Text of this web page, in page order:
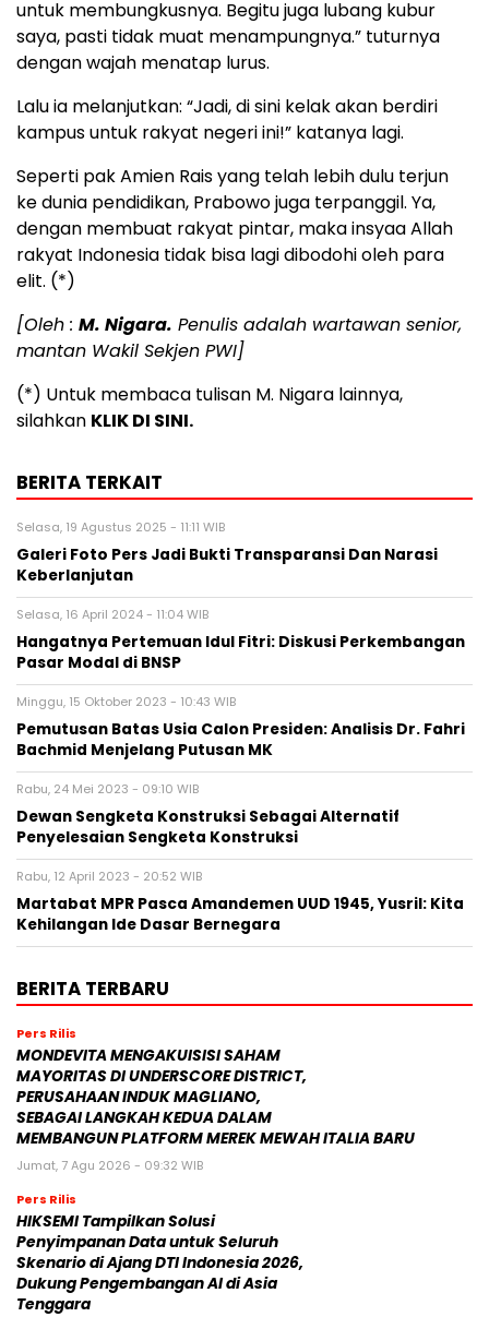
untuk membungkusnya. Begitu juga lubang kubur
saya, pasti tidak muat menampungnya.” tuturnya
dengan wajah menatap lurus.
Lalu ia melanjutkan: “Jadi, di sini kelak akan berdiri
kampus untuk rakyat negeri ini!” katanya lagi.
Seperti pak Amien Rais yang telah lebih dulu terjun
ke dunia pendidikan, Prabowo juga terpanggil. Ya,
dengan membuat rakyat pintar, maka insyaa Allah
rakyat Indonesia tidak bisa lagi dibodohi oleh para
elit. (*)
[Oleh : M. Nigara. Penulis adalah wartawan senior,
mantan Wakil Sekjen PWI]
(*) Untuk membaca tulisan M. Nigara lainnya,
silahkan KLIK DI SINI.
BERITA TERKAIT
Selasa, 19 Agustus 2025 - 11:11 WIB
Galeri Foto Pers Jadi Bukti Transparansi Dan Narasi
Keberlanjutan
Selasa, 16 April 2024 - 11:04 WIB
Hangatnya Pertemuan Idul Fitri: Diskusi Perkembangan
Pasar Modal di BNSP
Minggu, 15 Oktober 2023 - 10:43 WIB
Pemutusan Batas Usia Calon Presiden: Analisis Dr. Fahri
Bachmid Menjelang Putusan MK
Rabu, 24 Mei 2023 - 09:10 WIB
Dewan Sengketa Konstruksi Sebagai Alternatif
Penyelesaian Sengketa Konstruksi
Rabu, 12 April 2023 - 20:52 WIB
Martabat MPR Pasca Amandemen UUD 1945, Yusril: Kita
Kehilangan Ide Dasar Bernegara
BERITA TERBARU
Pers Rilis
MONDEVITA MENGAKUISISI SAHAM
MAYORITAS DI UNDERSCORE DISTRICT,
PERUSAHAAN INDUK MAGLIANO,
SEBAGAI LANGKAH KEDUA DALAM
MEMBANGUN PLATFORM MEREK MEWAH ITALIA BARU
Jumat, 7 Agu 2026 - 09:32 WIB
Pers Rilis
HIKSEMI Tampilkan Solusi
Penyimpanan Data untuk Seluruh
Skenario di Ajang DTI Indonesia 2026,
Dukung Pengembangan AI di Asia
Tenggara